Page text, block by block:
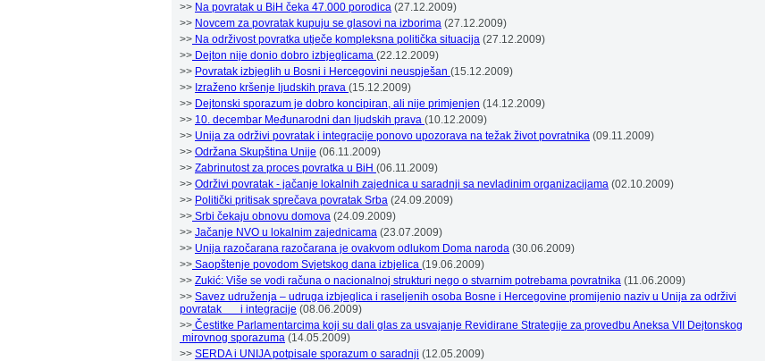
>> Na povratak u BiH čeka 47.000 porodica (27.12.2009)
>> Novcem za povratak kupuju se glasovi na izborima (27.12.2009)
>> Na održivost povratka utječe kompleksna politička situacija (27.12.2009)
>> Dejton nije donio dobro izbjeglicama (22.12.2009)
>> Povratak izbjeglih u Bosni i Hercegovini neuspješan (15.12.2009)
>> Izraženo kršenje ljudskih prava (15.12.2009)
>> Dejtonski sporazum je dobro koncipiran, ali nije primjenjen (14.12.2009)
>> 10. decembar Međunarodni dan ljudskih prava (10.12.2009)
>> Unija za održivi povratak i integracije ponovo upozorava na težak život povratnika (09.11.2009)
>> Održana Skupština Unije (06.11.2009)
>> Zabrinutost za proces povratka u BiH (06.11.2009)
>> Održivi povratak - jačanje lokalnih zajednica u saradnji sa nevladinim organizacijama (02.10.2009)
>> Politički pritisak sprečava povratak Srba (24.09.2009)
>> Srbi čekaju obnovu domova (24.09.2009)
>> Jačanje NVO u lokalnim zajednicama (23.07.2009)
>> Unija razočarana razočarana je ovakvom odlukom Doma naroda (30.06.2009)
>> Saopštenje povodom Svjetskog dana izbjelica (19.06.2009)
>> Zukić: Više se vodi računa o nacionalnoj strukturi nego o stvarnim potrebama povratnika (11.06.2009)
>> Savez udruženja – udruga izbjeglica i raseljenih osoba Bosne i Hercegovine promijenio naziv u Unija za održivi
povratak
i integracije (08.06.2009)
>> Čestitke Parlamentarcima koji su dali glas za usvajanje Revidirane Strategije za provedbu Aneksa VII Dejtonskog
mirovnog sporazuma (14.05.2009)
>> SERDA i UNIJA potpisale sporazum o saradnji (12.05.2009)